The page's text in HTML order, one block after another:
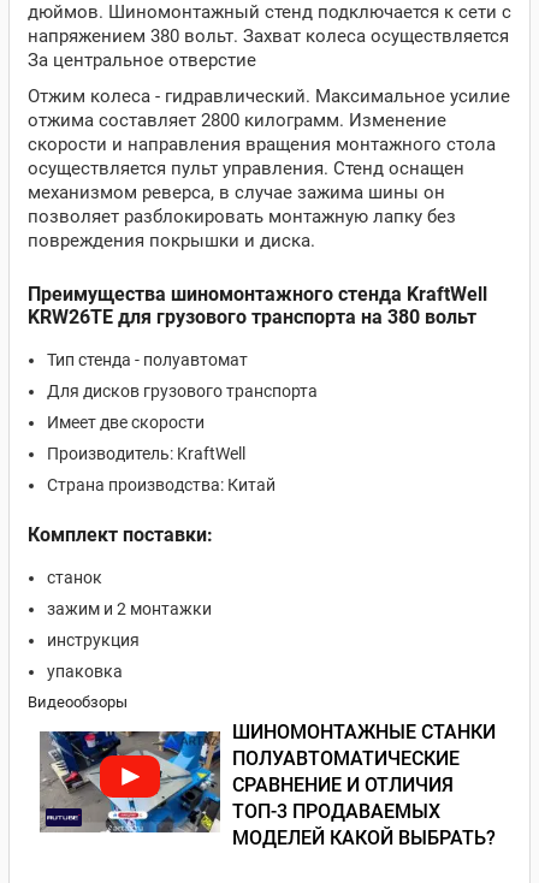
дюймов. Шиномонтажный стенд подключается к сети с
напряжением 380 вольт. Захват колеса осуществляется
За центральное отверстие
Отжим колеса - гидравлический. Максимальное усилие
отжима составляет 2800 килограмм. Изменение
скорости и направления вращения монтажного стола
осуществляется пульт управления. Стенд оснащен
механизмом реверса, в случае зажима шины он
позволяет разблокировать монтажную лапку без
повреждения покрышки и диска.
Преимущества шиномонтажного стенда KraftWell
KRW26TE для грузового транспорта на 380 вольт
Тип стенда - полуавтомат
Для дисков грузового транспорта
Имеет две скорости
Производитель: KraftWell
Страна производства: Китай
Комплект поставки:
станок
зажим и 2 монтажки
инструкция
упаковка
Видеообзоры
ШИНОМОНТАЖНЫЕ СТАНКИ
ПОЛУАВТОМАТИЧЕСКИЕ
СРАВНЕНИЕ И ОТЛИЧИЯ
ТОП-3 ПРОДАВАЕМЫХ
МОДЕЛЕЙ КАКОЙ ВЫБРАТЬ?